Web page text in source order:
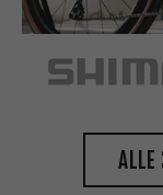
Alle